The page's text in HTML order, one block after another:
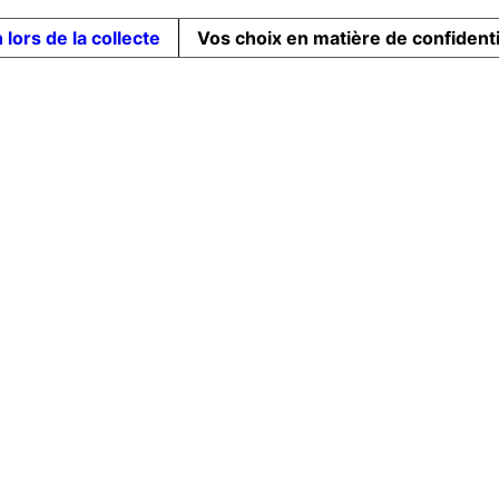
lors de la collecte Vos choix en matière de